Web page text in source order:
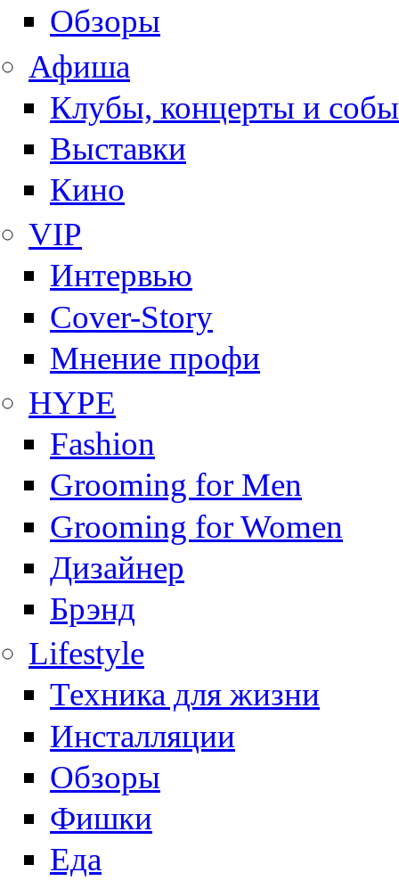
Обзоры
Афиша
Клубы, концерты и
Выставки
Кино
VIP
Интервью
Cover-Story
Мнение профи
HYPE
Fashion
Grooming for Men
Grooming for Women
Дизайнер
Брэнд
Lifestyle
Техника для жизни
Инсталляции
Обзоры
Фишки
Еда